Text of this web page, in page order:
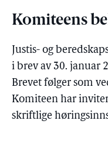
Komiteens
Justis- og
i brev av 30. januar
Brevet følger som
Komiteen har
skriftlige